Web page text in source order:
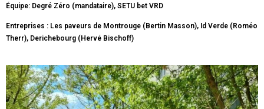
Équipe: Degré Zéro (mandataire), SETU bet VRD
Entreprises : Les paveurs de Montrouge (Bertin Masson), Id Verde (Roméo
Therr), Derichebourg (Hervé Bischoff)